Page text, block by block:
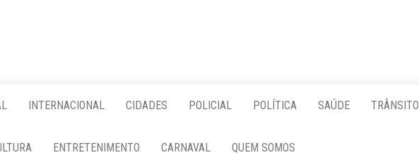
INTERNACIONAL CIDADES POLICIAL POLÍTICA SAÚDE TRÂNSITO
ENTRETENIMENTO CARNAVAL QUEM SOMOS